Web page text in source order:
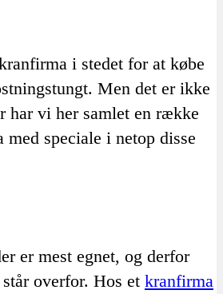
i stedet for at købe
Men det er ikke
har vi her samlet en række
speciale i netop disse
er mest egnet, og derfor
overfor. Hos et kranfirma